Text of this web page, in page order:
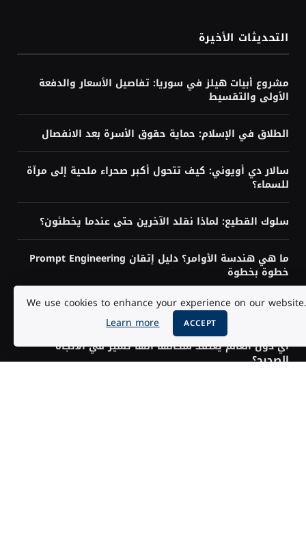
التحديثات الأخيرة
مشروع أبيات هيلز في سوريا: تفاصيل الأسعار والدفعة
الأولى والتقسيط
الطلاق في الإسلام: حماية حقوق الأسرة بعد الانفصال
سالار دي أويوني: كيف تتحول أكبر صحراء ملحية إلى مرآة
للسماء؟
سلوك القطيع: لماذا نقلد الآخرين حتى عندما يخطئون؟
ما هي هندسة الأوامر؟ دليل إتقان Prompt Engineering
خطوة بخطوة
أفضل 25 فيلماً في تاريخ IMDb حسب تقييم الجمهور 2026
أي دول العالم يعتقد سكانها أنها تسير في الاتجاه
الصحيح؟
We use cookies to enhance your experience on our website.
Learn more
ACCEPT